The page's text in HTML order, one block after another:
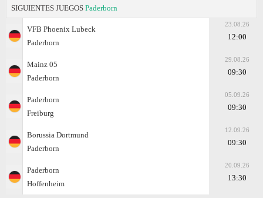
SIGUIENTES JUEGOS Paderborn
VFB Phoenix Lubeck
Paderborn
23.08.26
12:00
Mainz 05
Paderborn
29.08.26
09:30
Paderborn
Freiburg
05.09.26
09:30
Borussia Dortmund
Paderborn
12.09.26
09:30
Paderborn
Hoffenheim
20.09.26
13:30